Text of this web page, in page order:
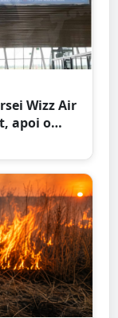
Wizz Air
apoi o